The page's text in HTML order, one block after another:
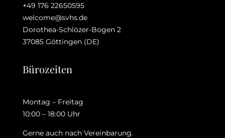
+49 176 22650595
welcome@svhs.de
Dorothea-Schlözer-Bogen 2
37085 Göttingen (DE)
Bürozeiten
Montag – Freitag
10:00 – 18:00 Uhr
Gerne auch nach Vereinbarung.